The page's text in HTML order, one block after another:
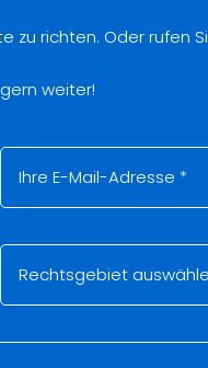
richten. Oder rufen
weiter!